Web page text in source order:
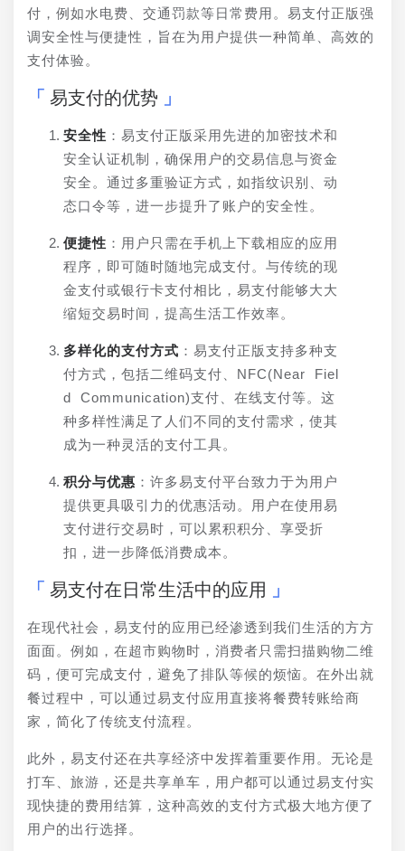
付，例如水电费、交通罚款等日常费用。易支付正版强
调安全性与便捷性，旨在为用户提供一种简单、高效的
支付体验。
易支付的优势
安全性 ：易支付正版采用先进的加密技术和
安全认证机制，确保用户的交易信息与资金
安全。通过多重验证方式，如指纹识别、动
态口令等，进一步提升了账户的安全性。
便捷性 ：用户只需在手机上下载相应的应用
程序，即可随时随地完成支付。与传统的现
金支付或银行卡支付相比，易支付能够大大
缩短交易时间，提高生活工作效率。
多样化的支付方式 ：易支付正版支持多种支
付方式，包括二维码支付、NFC(Near Fiel
d Communication)支付、在线支付等。这
种多样性满足了人们不同的支付需求，使其
成为一种灵活的支付工具。
积分与优惠 ：许多易支付平台致力于为用户
提供更具吸引力的优惠活动。用户在使用易
支付进行交易时，可以累积积分、享受折
扣，进一步降低消费成本。
易支付在日常生活中的应用
在现代社会，易支付的应用已经渗透到我们生活的方方
面面。例如，在超市购物时，消费者只需扫描购物二维
码，便可完成支付，避免了排队等候的烦恼。在外出就
餐过程中，可以通过易支付应用直接将餐费转账给商
家，简化了传统支付流程。
此外，易支付还在共享经济中发挥着重要作用。无论是
打车、旅游，还是共享单车，用户都可以通过易支付实
现快捷的费用结算，这种高效的支付方式极大地方便了
用户的出行选择。